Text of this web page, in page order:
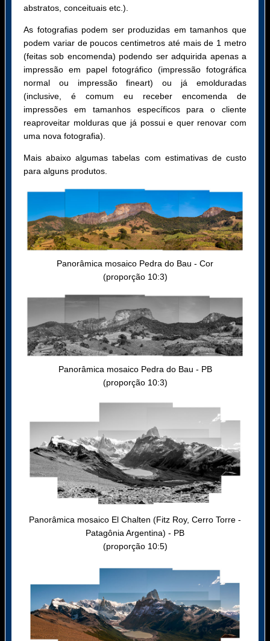
abstratos, conceituais etc.).
As fotografias podem ser produzidas em tamanhos que
podem variar de poucos centimetros até mais de 1 metro
(feitas sob encomenda) podendo ser adquirida apenas a
impressão em papel fotográfico (impressão fotográfica
normal ou impressão fineart) ou já emolduradas
(inclusive, é comum eu receber encomenda de
impressões em tamanhos específicos para o cliente
reaproveitar molduras que já possui e quer renovar com
uma nova fotografia).
Mais abaixo algumas tabelas com estimativas de custo
para alguns produtos.
Panorâmica mosaico Pedra do Bau - Cor
(proporção 10:3)
Panorâmica mosaico Pedra do Bau - PB
(proporção 10:3)
Panorâmica mosaico El Chalten (Fitz Roy, Cerro Torre -
Patagônia Argentina) - PB
(proporção 10:5)